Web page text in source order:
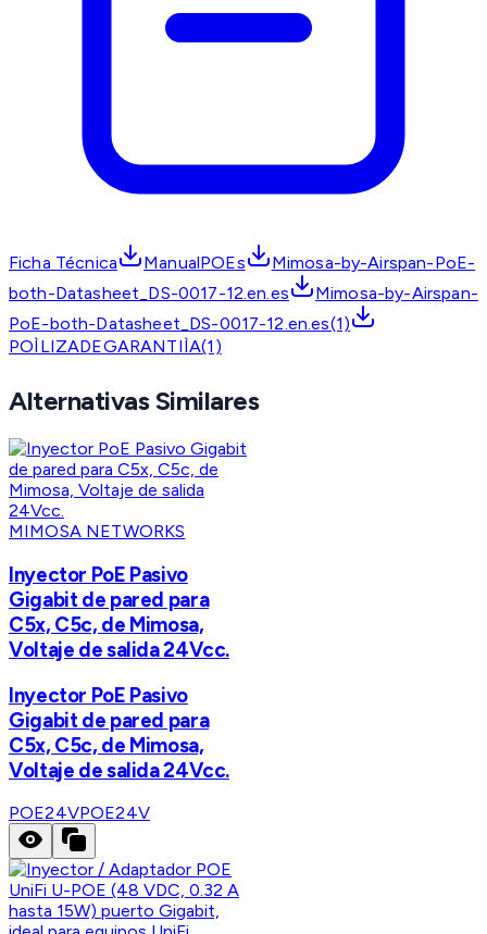
Ficha Técnica ManualPOEs
Mimosa-by-Airspan-PoE-
both-Datasheet_DS-0017-12.en.es
Mimosa-by-Airspan-
PoE-both-Datasheet_DS-0017-12.en.es(1)
POÌLIZADEGARANTIÌA(1)
Alternativas Similares
MIMOSA NETWORKS
Inyector PoE Pasivo
Gigabit de pared para
C5x, C5c, de Mimosa,
Voltaje de salida 24Vcc.
Inyector PoE Pasivo
Gigabit de pared para
C5x, C5c, de Mimosa,
Voltaje de salida 24Vcc.
POE24VPOE24V